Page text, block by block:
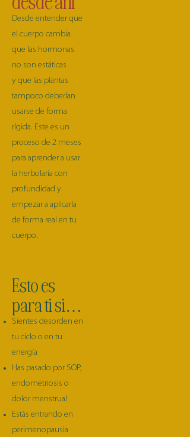
Desde entender que
el cuerpo cambia
que las hormonas
no son estáticas
y que las plantas
tampoco deberían
usarse de forma
rígida. Este es un
proceso de 2 meses
para aprender a usar
la herbolaria con
profundidad y
empezar a aplicarla
de forma real en tu
cuerpo.
Esto es
para ti si…
Sientes desorden en
tu ciclo o en tu
energía
Has pasado por SOP,
endometriosis o
dolor menstrual
Estás entrando en
perimenopausia